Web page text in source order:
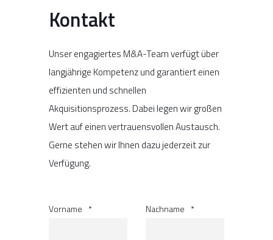
Kontakt
Unser engagiertes M&A-Team verfügt über
langjährige Kompetenz und garantiert einen
effizienten und schnellen
Akquisitionsprozess. Dabei legen wir großen
Wert auf einen vertrauensvollen Austausch.
Gerne stehen wir Ihnen dazu jederzeit zur
Verfügung.
Vorname * Nachname *